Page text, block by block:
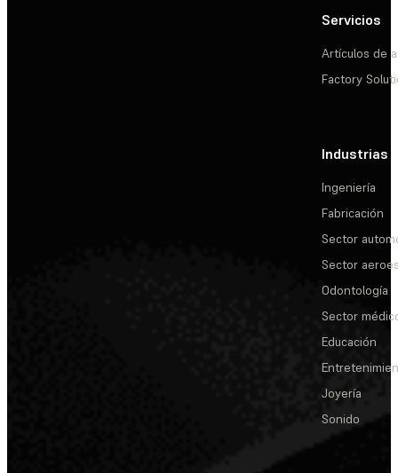
Servicios
Artículos de
Factory
Industrias
Ingeniería
Fabricación
Sector
Sector
Odontología
Sector
Educación
Joyería
Sonido